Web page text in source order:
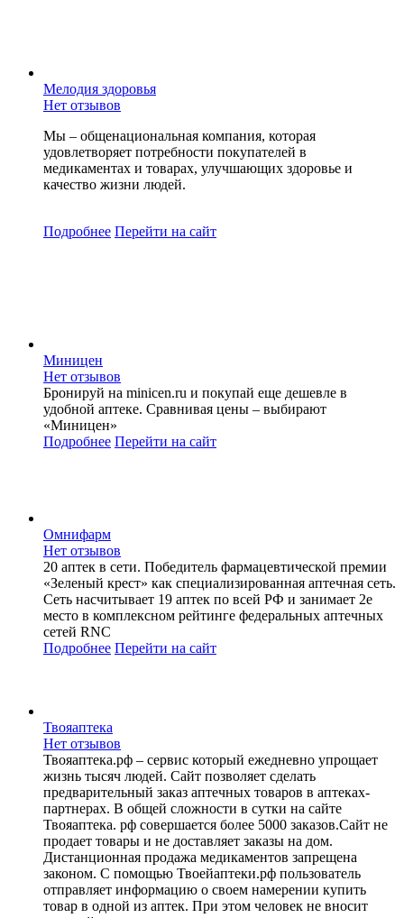
Мелодия здоровья
Нет отзывов
Мы – общенациональная компания, которая
удовлетворяет потребности покупателей в
медикаментах и товарах, улучшающих здоровье и
качество жизни людей.
Подробнее Перейти на сайт
Миницен
Нет отзывов
Бронируй на minicen.ru и покупай еще дешевле в
удобной аптеке. Сравнивая цены – выбирают
«Миницен»
Подробнее Перейти на сайт
Омнифарм
Нет отзывов
20 аптек в сети. Победитель фармацевтической премии
«Зеленый крест» как специализированная аптечная сеть.
Сеть насчитывает 19 аптек по всей РФ и занимает 2е
место в комплексном рейтинге федеральных аптечных
сетей RNC
Подробнее Перейти на сайт
Твояаптека
Нет отзывов
Твояаптека.рф – сервис который ежедневно упрощает
жизнь тысяч людей. Сайт позволяет сделать
предварительный заказ аптечных товаров в аптеках-
партнерах. В общей сложности в сутки на сайте
Твояаптека. рф совершается более 5000 заказов.Сайт не
продает товары и не доставляет заказы на дом.
Дистанционная продажа медикаментов запрещена
законом. С помощью Твоейаптеки.рф пользователь
отправляет информацию о своем намерении купить
товар в одной из аптек. При этом человек не вносит